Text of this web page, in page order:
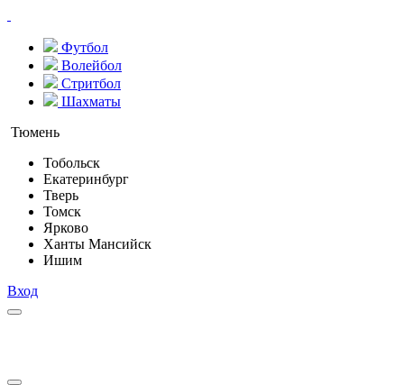
Футбол
Волейбол
Стритбол
Шахматы
Тюмень
Тобольск
Екатеринбург
Тверь
Томск
Ярково
Ханты Мансийск
Ишим
Вход